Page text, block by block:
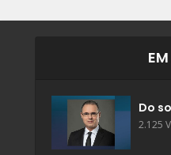
Do
2.125